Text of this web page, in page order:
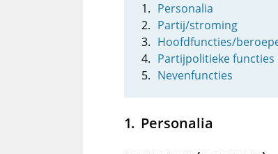
Personalia
Partij/stroming
Hoofdfuncties/
Partijpolitieke functies
Nevenfuncties
Personalia